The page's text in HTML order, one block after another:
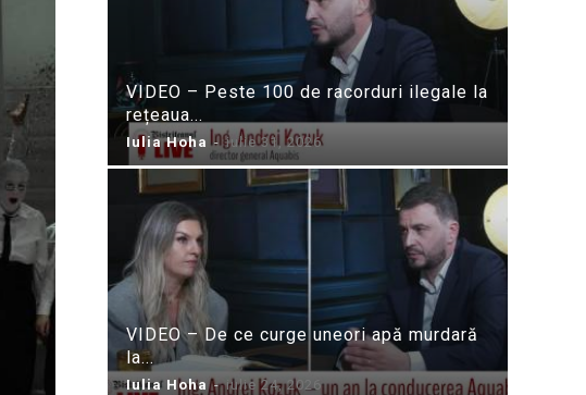
VIDEO – Peste 100 de racorduri ilegale la
rețeaua...
Iulia Hoha - iulie 31, 2026
VIDEO – De ce curge uneori apă murdară
la...
Iulia Hoha - iulie 24, 2026